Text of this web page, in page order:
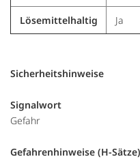
Lösemittelhaltig Ja
Sicherheitshinweise
Signalwort
Gefahr
Gefahrenhinweise (H-Sätze)